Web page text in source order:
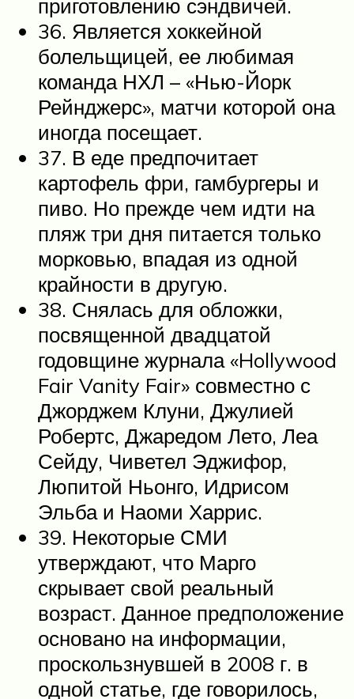
приготовлению сэндвичей.
36. Является хоккейной
болельщицей, ее любимая
команда НХЛ – «Нью-Йорк
Рейнджерс», матчи которой она
иногда посещает.
37. В еде предпочитает
картофель фри, гамбургеры и
пиво. Но прежде чем идти на
пляж три дня питается только
морковью, впадая из одной
крайности в другую.
38. Снялась для обложки,
посвященной двадцатой
годовщине журнала «Hollywood
Fair Vanity Fair» совместно с
Джорджем Клуни, Джулией
Робертс, Джаредом Лето, Леа
Сейду, Чиветел Эджифор,
Люпитой Ньонго, Идрисом
Эльба и Наоми Харрис.
39. Некоторые СМИ
утверждают, что Марго
скрывает свой реальный
возраст. Данное предположение
основано на информации,
проскользнувшей в 2008 г. в
одной статье, где говорилось,